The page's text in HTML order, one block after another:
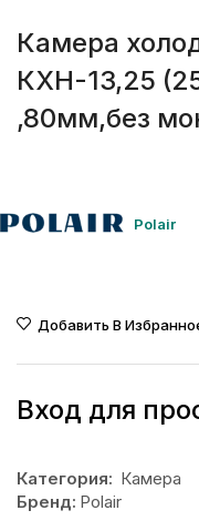
Камера
КХН-13,25
,80мм,без
Polair
Добавить В
Вход для
Категория: Камера
Бренд: Polair